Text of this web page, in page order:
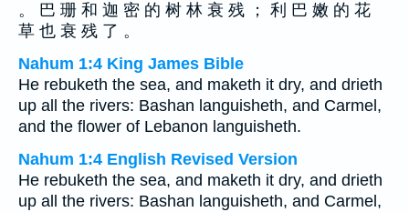
。 巴 珊 和 迦 密 的 树 林 衰 残 ； 利 巴 嫩 的 花
草 也 衰 残 了 。
Nahum 1:4 King James Bible
He rebuketh the sea, and maketh it dry, and drieth
up all the rivers: Bashan languisheth, and Carmel,
and the flower of Lebanon languisheth.
Nahum 1:4 English Revised Version
He rebuketh the sea, and maketh it dry, and drieth
up all the rivers: Bashan languisheth, and Carmel,